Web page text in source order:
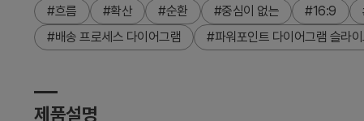
#흐름
#확산 #순환 #중심이 없는 #16:9
#배송 프로세스 다이어그램
#파워포인트 다이어그램 슬라
제품설명